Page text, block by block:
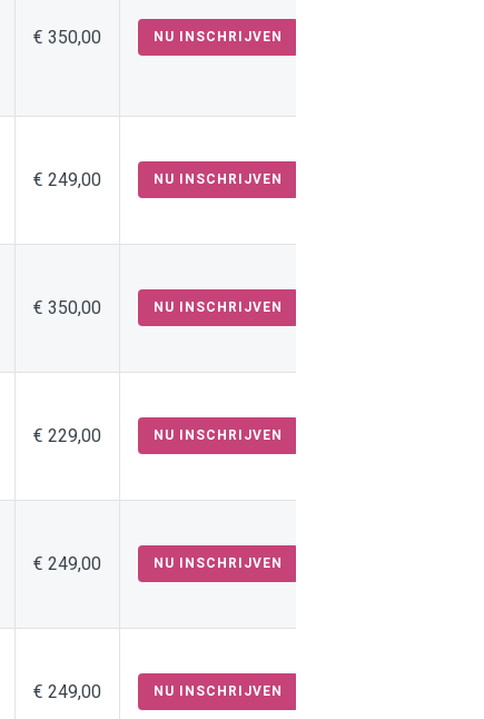
€ 350,00 NU INSCHRIJVEN
€ 249,00 NU INSCHRIJVEN
€ 350,00 NU INSCHRIJVEN
€ 229,00 NU INSCHRIJVEN
€ 249,00 NU INSCHRIJVEN
€ 249,00 NU INSCHRIJVEN